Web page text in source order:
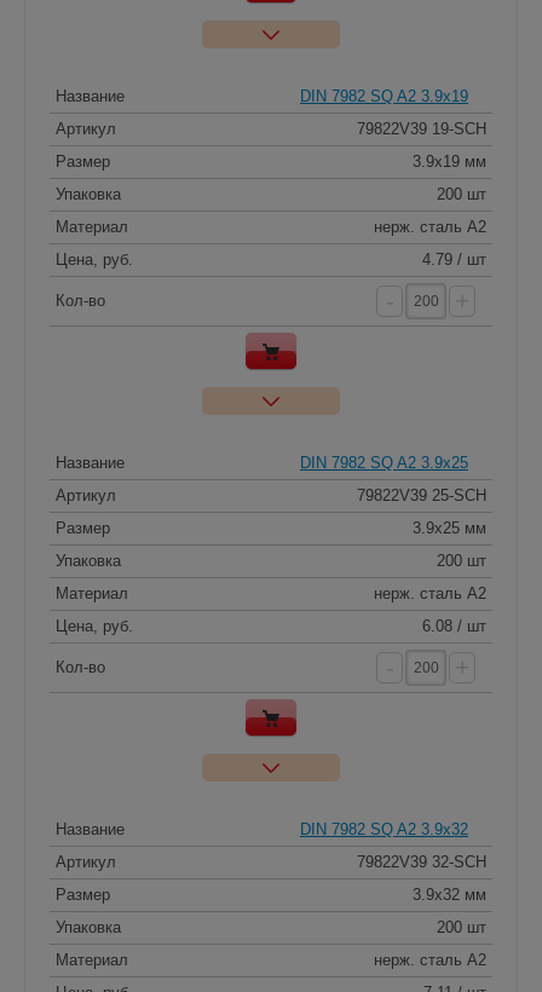
Название
DIN 7982 SQ A2 3.9x19
Артикул
79822V39 19-SCH
Размер
3.9x19 мм
Упаковка
200 шт
Материал
нерж. сталь A2
Цена, руб.
4.79 / шт
Кол-во
Название
DIN 7982 SQ A2 3.9x25
Артикул
79822V39 25-SCH
Размер
3.9x25 мм
Упаковка
200 шт
Материал
нерж. сталь A2
Цена, руб.
6.08 / шт
Кол-во
Название
DIN 7982 SQ A2 3.9x32
Артикул
79822V39 32-SCH
Размер
3.9x32 мм
Упаковка
200 шт
Материал
нерж. сталь A2